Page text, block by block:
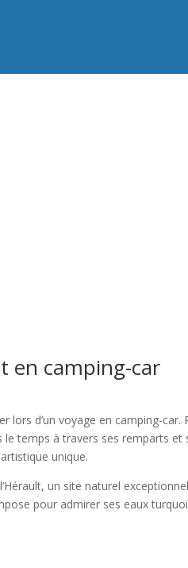
en camping-car
lors d’un voyage en camping-
temps à travers ses remparts
unique.
un site naturel
pour admirer ses eaux